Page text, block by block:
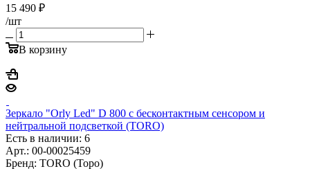
15 490 ₽
/шт
В корзину
Зеркало "Orly Led" D 800 с бесконтактным сенсором и
нейтральной подсветкой (TORO)
Есть в наличии: 6
Арт.: 00-00025459
Бренд: TORO (Торо)